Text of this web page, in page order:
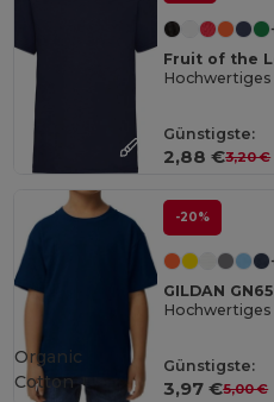
Fruit of the
Günstigste:
2,88 €3,20 €
-20%
GILDAN
Günstigste:
3,97 €5,00 €
Organic
Cotton